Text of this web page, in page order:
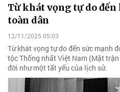
Từ khát vọng tự do
toàn dân
12/11/2025 05:03
Từ khát vọng tự do đến sức mạnh
tộc Thống nhất Việt Nam (Mặt
đời như một tất yếu của lịch sử.